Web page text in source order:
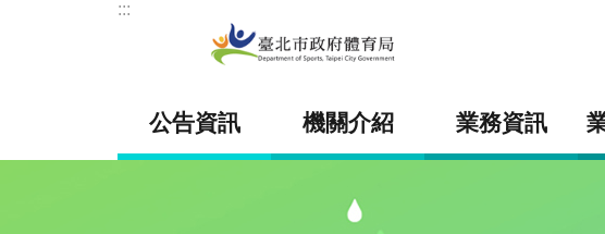
跳到主要內容區塊
:::
公告資訊 機關介紹 業務資訊